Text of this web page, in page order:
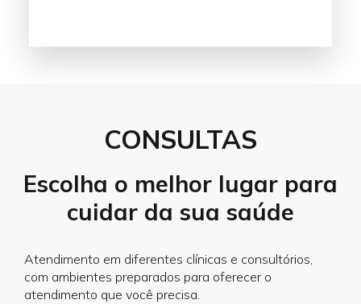
CONSULTAS
Escolha o melhor lugar para
cuidar da sua saúde
Atendimento em diferentes clínicas e consultórios,
com ambientes preparados para oferecer o
atendimento que você precisa.